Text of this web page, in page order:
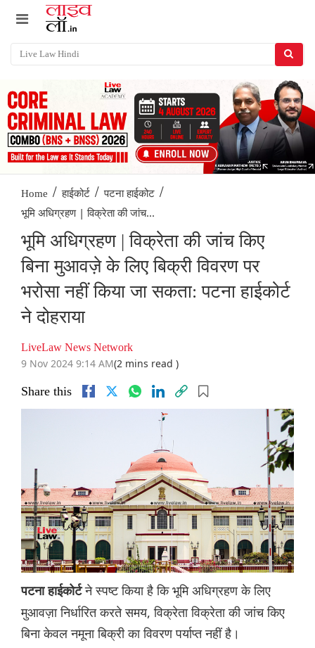
Home / हाईकोर्ट / पटना हाईकोट /
भूमि अधिग्रहण | विक्रेता की जांच...
भूमि अधिग्रहण | विक्रेता की जांच किए
बिना मुआवज़े के लिए बिक्री विवरण पर
भरोसा नहीं किया जा सकता: पटना हाईकोर्ट
ने दोहराया
LiveLaw News Network
9 Nov 2024 9:14 AM(2 mins read )
Share this
पटना हाईकोर्टने स्पष्ट किया है कि भूमि अधिग्रहण के लिए
मुआवज़ा निर्धारित करते समय, विक्रेता विक्रेता की जांच किए
बिना केवल नमूना बिक्री का विवरण पर्याप्त नहीं है।